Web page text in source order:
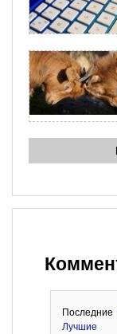
Последние
Лучшие